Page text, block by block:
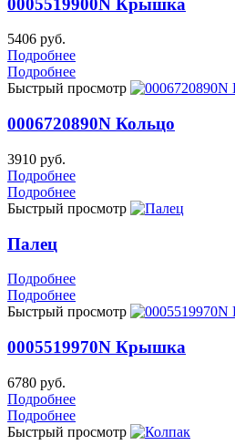
0005519900N Крышка
5406 руб.
Подробнее
Подробнее
Быстрый просмотр
0006720890N Кольцо
3910 руб.
Подробнее
Подробнее
Быстрый просмотр
Палец
Подробнее
Подробнее
Быстрый просмотр
0005519970N Крышка
6780 руб.
Подробнее
Подробнее
Быстрый просмотр